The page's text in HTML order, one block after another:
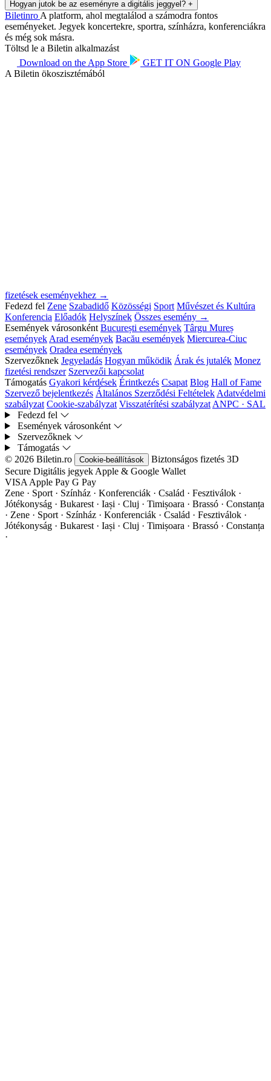
Hogyan jutok be az eseményre a digitális jeggyel? +
Biletinro A platform, ahol megtalálod a számodra fontos
eseményeket. Jegyek koncertekre, sportra, színházra, konferenciákra
és még sok másra.
Töltsd le a Biletin alkalmazást
Download on the App Store GET IT ON Google Play
A Biletin ökoszisztémából
fizetések eseményekhez →
Fedezd fel Zene Szabadidő Közösségi Sport Művészet és Kultúra
Konferencia Előadók Helyszínek Összes esemény →
Események városonként București események Târgu Mureș
események Arad események Bacău események Miercurea-Ciuc
események Oradea események
Szervezőknek Jegyeladás Hogyan működik Árak és jutalék Monez
fizetési rendszer Szervezői kapcsolat
Támogatás Gyakori kérdések Érintkezés Csapat Blog Hall of Fame
Szervező bejelentkezés Általános Szerződési Feltételek Adatvédelmi
szabályzat Cookie-szabályzat Visszatérítési szabályzat ANPC · SAL
Fedezd fel
Események városonként
Szervezőknek
Támogatás
© 2026 Biletin.ro
Cookie-beállítások Biztonságos fizetés 3D
Secure Digitális jegyek Apple & Google Wallet
VISA Apple Pay G Pay
Zene · Sport · Színház · Konferenciák · Család · Fesztiválok ·
Jótékonyság · Bukarest · Iași · Cluj · Timișoara · Brassó · Constanța
· Zene · Sport · Színház · Konferenciák · Család · Fesztiválok ·
Jótékonyság · Bukarest · Iași · Cluj · Timișoara · Brassó · Constanța
·